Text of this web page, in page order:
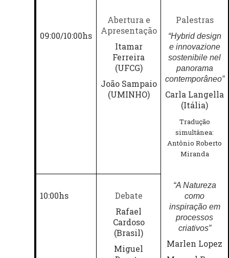
09:00/10:00hs
Abertura e
Apresentação
Itamar
Ferreira
(UFCG)
João Sampaio
(UMINHO)
Palestras
“Hybrid design
e innovazione
sostenibile nel
panorama
contemporâneo”
Carla Langella
(Itália)
Tradução
simultânea:
Antônio Roberto
Miranda
“A Natureza
como
inspiração em
processos
criativos”
Marlen Lopez
10:00hs
Debate
Rafael
Cardoso
(Brasil)
Miguel